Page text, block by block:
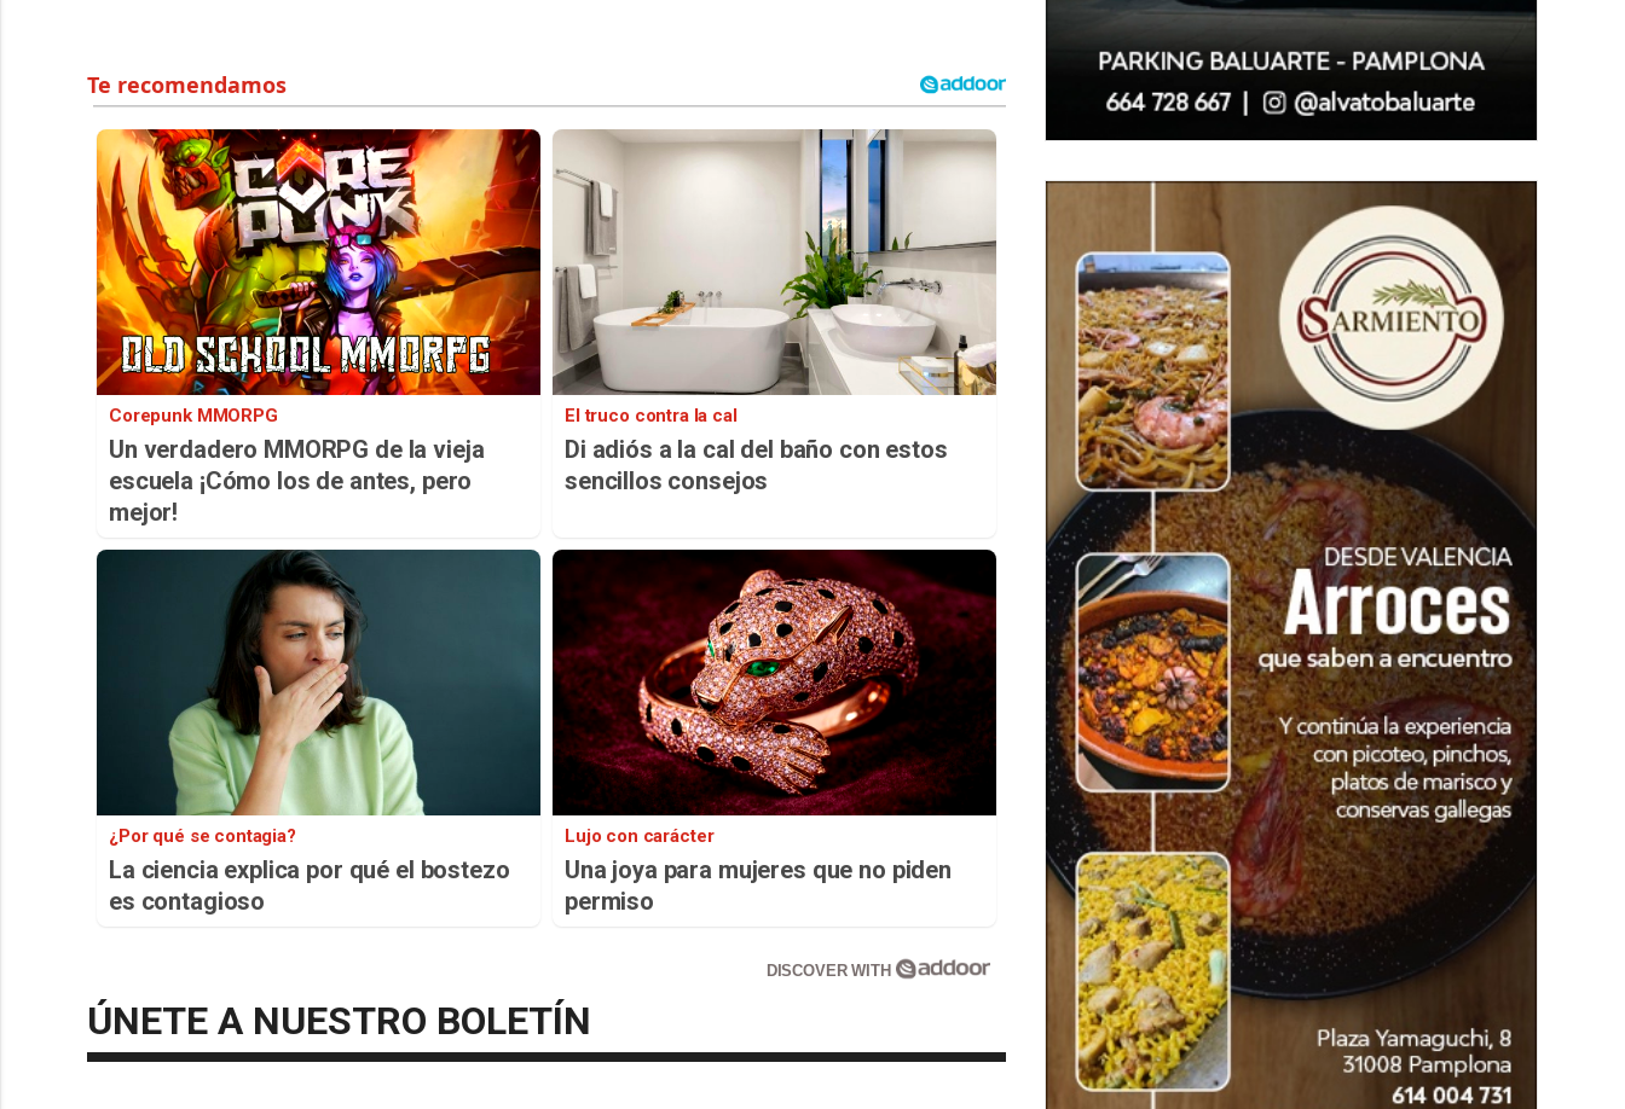
Corepunk MMORPG
Un verdadero MMORPG de la vieja
escuela ¡Cómo los de antes, pero
mejor!
El truco contra la cal
Di adiós a la cal del baño con estos
sencillos consejos
¿Por qué se contagia?
La ciencia explica por qué el bostezo
es contagioso
Lujo con carácter
Una joya para mujeres que no piden
permiso
DISCOVER WITH
ÚNETE A NUESTRO BOLETÍN